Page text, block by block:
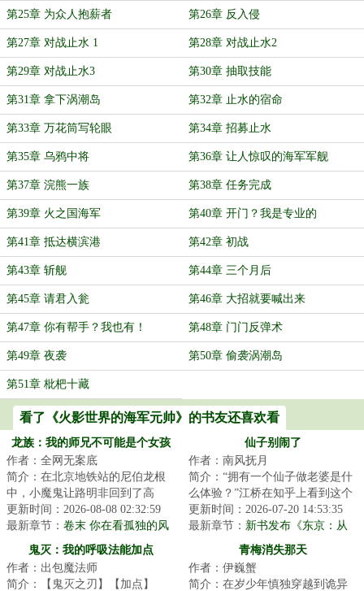
第25章 为众人抱薪者 第26章 反入侵
第27章 对战止水 1 第28章 对战止水2
第29章 对战止水3 第30章 抽取技能
第31章 拿下涡潮岛 第32章 止水的宿命
第33章 万花筒写轮眼 第34章 招募止水
第35章 乌鸦中将 第36章 让人惊叹的海军军舰
第37章 浣熊一族 第38章 任务完成
第39章 火之国海军 第40章 开门？我是专业的
第41章 抵达横滨港 第42章 初战
第43章 斩舰 第44章 三个月后
第45章 请君入瓮 第46章 大招就要喊出来
第47章 你有帮手？我也有！ 第48章 门门反弹术
第49章 夜袭 第50章 偷袭涡潮岛
第51章 枇杷十藏
看了《火影世界的海军元帅》的书友还喜欢看
龙族：我的师兄不可能是个女孩
作者：全网无案底
简介：在北京地铁站的尼伯龙根
中，小魔鬼让路明非回到了高
中。他被破碎不完整的记忆影
响，比曾经更衰。这...
更新时间：2026-08-08 02:32:59
最新章节： 卷末 你在看孤独的风
景，逃离有我的回忆
仙子别闹了
作者：南风抚月
简介：“拥有一个仙子做老婆是什
么体验？”江桥在知乎上看到这个
问题，边哭边回答。“不能抽烟，
不能喝酒...
更新时间：2026-07-20 14:53:35
最新章节： 新书发布《东京：从
投喂大小姐开始当厨神》
鬼灭：我的呼吸法能加点
作者：出包魔法师
简介：【鬼灭之刃】【加点】
青梅消失那天
作者：伊巍蟹
简介：在岁少年慎独穿越到诡异